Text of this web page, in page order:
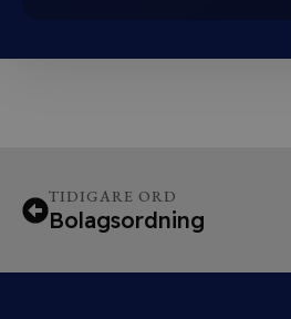
TIDIGARE ORD
Bolagsordning